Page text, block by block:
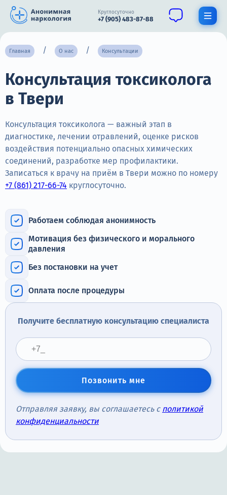
Круглосуточно
+7 (905) 483-87-88
О нас
Наркомания
Нарколог
Стационар
Психиатрия
Контакты
+7 (905) 483-87-88
Адрес call-центра
Тверь, Советская улица, 41
Главная О нас Консультации
Консультация токсиколога
в Твери
Консультация токсиколога — важный этап в
диагностике, лечении отравлений, оценке рисков
воздействия потенциально опасных химических
соединений, разработке мер профилактики.
Записаться к врачу на приём в Твери можно по номеру
+7 (861) 217-66-74 круглосуточно.
Работаем соблюдая анонимность
Мотивация без физического и морального
давления
Без постановки на учет
Оплата после процедуры
Получите бесплатную консультацию специалиста
Позвонить мне
Отправляя заявку, вы соглашаетесь с политикой
конфиденциальности